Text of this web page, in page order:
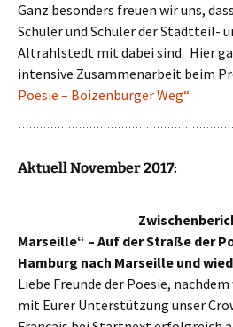
Ganz besonders freuen wir uns,
Schüler und Schüler der Stadtteil-
Altrahlstedt mit dabei sind. Hier
intensive Zusammenarbeit beim
Poesie – Boizenburger Weg“
Aktuell November 2017:
Marseille“ – Auf der Straße der
Hamburg nach Marseille und
Liebe Freunde der Poesie,
mit Eurer Unterstützung unser